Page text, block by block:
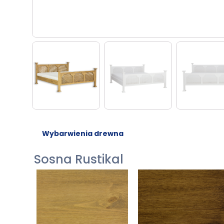
Wybarwienia drewna
Sosna Rustikal